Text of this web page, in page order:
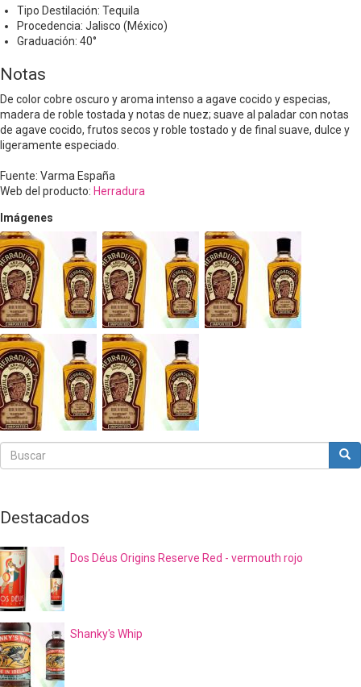
Tipo Destilación: Tequila
Procedencia: Jalisco (México)
Graduación: 40°
Notas
De color cobre oscuro y aroma intenso a agave cocido y especias,
madera de roble tostada y notas de nuez; suave al paladar con notas
de agave cocido, frutos secos y roble tostado y de final suave, dulce y
ligeramente especiado.
Fuente: Varma España
Web del producto: Herradura
Imágenes
Buscar
Buscar
Destacados
Dos Déus Origins Reserve Red - vermouth rojo
Shanky's Whip